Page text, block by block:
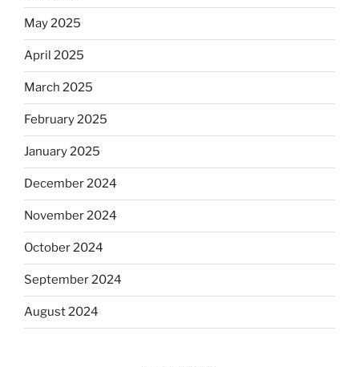
May 2025
April 2025
March 2025
February 2025
January 2025
December 2024
November 2024
October 2024
September 2024
August 2024